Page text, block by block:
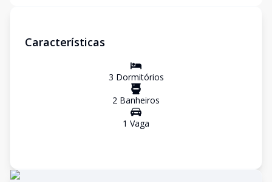
Características
3 Dormitórios
2 Banheiros
1 Vaga